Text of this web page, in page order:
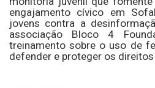
engajamento cívico em
jovens contra a
associação Bloco 4
treinamento sobre o uso de
defender e proteger os direitos